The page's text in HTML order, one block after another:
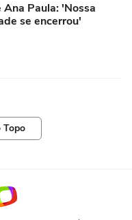
Paula: 'Nossa
se encerrou'
Topo